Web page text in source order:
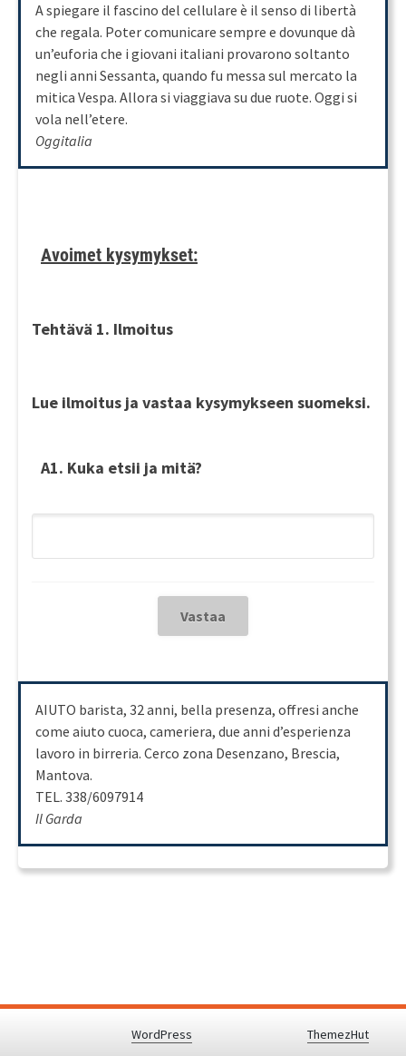
A spiegare il fascino del cellulare è il senso di libertà
che regala. Poter comunicare sempre e dovunque dà
un’euforia che i giovani italiani provarono soltanto
negli anni Sessanta, quando fu messa sul mercato la
mitica Vespa. Allora si viaggiava su due ruote. Oggi si
vola nell’etere.
Oggitalia
Avoimet kysymykset:
Tehtävä 1. Ilmoitus
Lue ilmoitus ja vastaa kysymykseen suomeksi.
A1. Kuka etsii ja mitä?
AIUTO barista, 32 anni, bella presenza, offresi anche
come aiuto cuoca, cameriera, due anni d’esperienza
lavoro in birreria. Cerco zona Desenzano, Brescia,
Mantova.
TEL. 338/6097914
Il Garda
WordPress ThemezHut